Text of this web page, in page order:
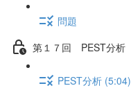
問題
第１７回 PEST分析
PEST分析 (5:04)